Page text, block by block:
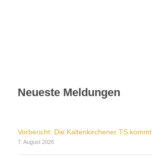
Neueste Meldungen
Vorbericht: Die Kaltenkirchener TS kommt
7. August 2026